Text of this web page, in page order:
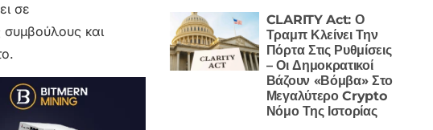
σε
συμβούλους και
CLARITY Act: Ο
Τραμπ Κλείνει Την
Πόρτα Στις Ρυθμίσεις
– Οι Δημοκρατικοί
Βάζουν «Βόμβα» Στο
Μεγαλύτερο Crypto
Νόμο Της Ιστορίας